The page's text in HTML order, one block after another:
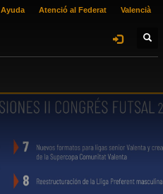
Ayuda Atenció al Federat Valencià